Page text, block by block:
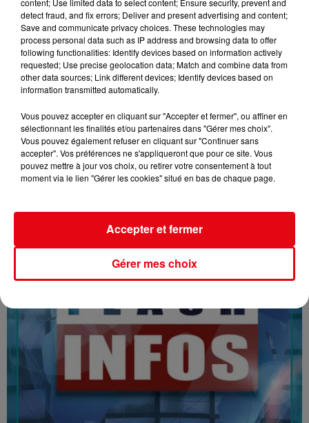
16/07/26 : LES INFORMATIONS
detect fraud, and fix errors; Deliver and present advertising and content;
Save and communicate privacy choices. These technologies may
process personal data such as IP address and browsing data to offer
following functionalities: Identify devices based on information actively
requested; Use precise geolocation data; Match and combine data from
other data sources; Link different devices; Identify devices based on
information transmitted automatically.
Vous pouvez accepter en cliquant sur "Accepter et fermer", ou affiner en
sélectionnant les finalités et/ou partenaires dans "Gérer mes choix".
Vous pouvez également refuser en cliquant sur "Continuer sans
accepter". Vos préférences ne s'appliqueront que pour ce site. Vous
pouvez mettre à jour vos choix, ou retirer votre consentement à tout
moment via le lien "Gérer les cookies" situé en bas de chaque page.
Gérer mes choix
Accepter et fermer